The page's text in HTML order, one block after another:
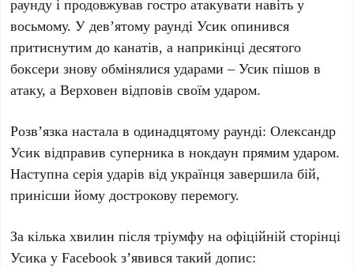
раунду і продовжував гостро атакувати навіть у
восьмому. Удев’ятому раунді Усик опинився
притиснутим до канатів, а наприкінцідесятого
боксери знову обмінялися ударами – Усик пішов в
атаку, а Верховен відповів своїм ударом.
Розв’язка настала водинадцятому раунді:Олександр
Усик відправив суперника в нокдаун прямим ударом.
Наступна серія ударів від українця завершила бій,
принісши йому дострокову перемогу.
За кілька хвилин після тріумфу на офіційній сторінці
Усика у Facebook з’явився такий допис: